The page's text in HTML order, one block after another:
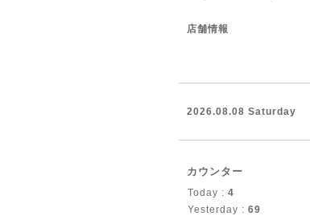
店舗情報
2026.08.08 Saturday
カウンター
Today : 4
Yesterday : 69